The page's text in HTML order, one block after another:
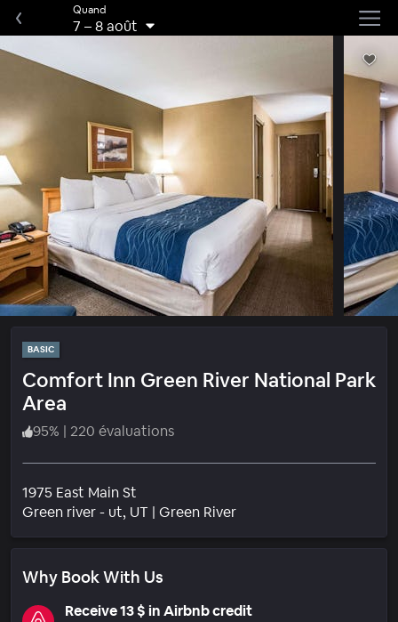
Quand
7 –8 août
BASIC
Comfort Inn Green River National Park
Area
95% | 220 évaluations
1975 East Main St
Green river - ut, UT | Green RiverQuartier
Why Book With Us
Receive 13 $ in Airbnb credit